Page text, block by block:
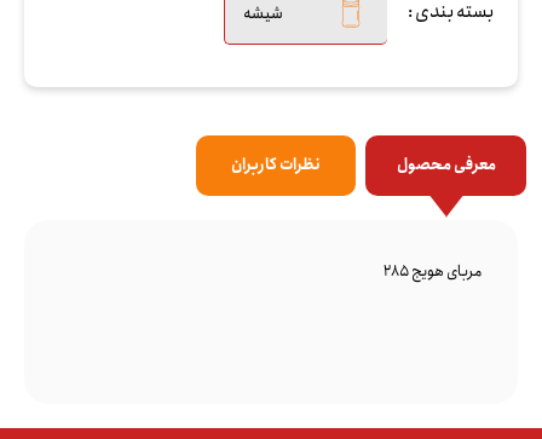
بسته بندی : شیشه
معرفی محصول نظرات کاربران
مربای هویج 285